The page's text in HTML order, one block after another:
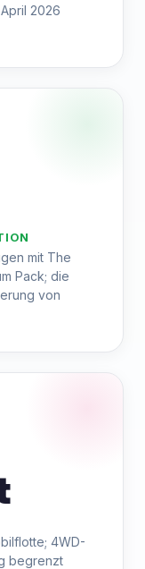
2026
mit The
Pack; die
von
4WD-
begrenzt